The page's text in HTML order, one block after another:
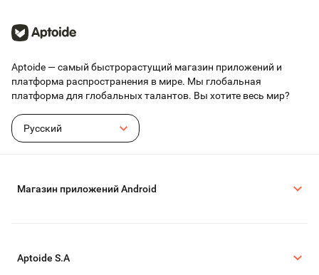
Aptoide — самый быстрорастущий магазин приложений и
платформа распространения в мире. Мы глобальная
платформа для глобальных талантов. Вы хотите весь мир?
Русский
Магазин приложений Android
Aptoide S.A